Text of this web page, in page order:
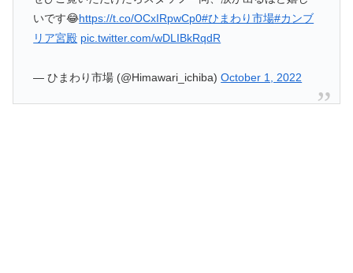
いです😂https://t.co/OCxIRpwCp0#ひまわり市場#カンブ
リア宮殿 pic.twitter.com/wDLIBkRqdR
— ひまわり市場 (@Himawari_ichiba)October 1, 2022